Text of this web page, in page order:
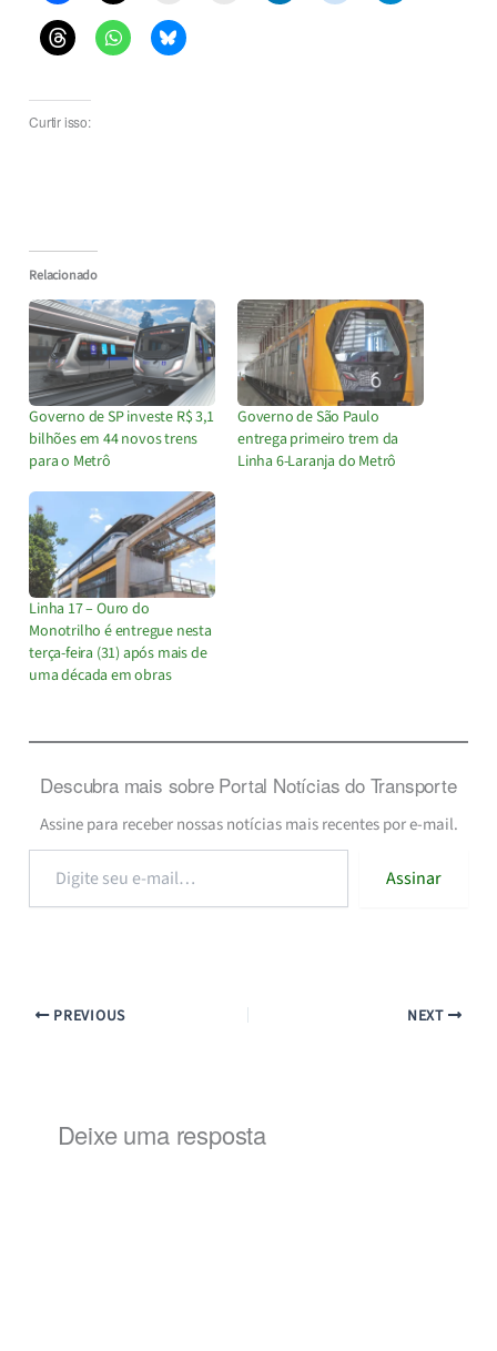
Curtir isso:
Relacionado
Governo de SP investe R$ 3,1
bilhões em 44 novos trens
para o Metrô
Governo de São Paulo
entrega primeiro trem da
Linha 6-Laranja do Metrô
Linha 17 – Ouro do
Monotrilho é entregue nesta
terça-feira (31) após mais de
uma década em obras
Descubra mais sobre Portal Notícias do Transporte
Assine para receber nossas notícias mais recentes por e-mail.
e-
Assinar
PREVIOUS NEXT
Deixe uma resposta